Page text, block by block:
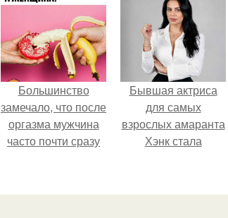
Большинство
замечало, что после
оргазма мужчина
часто почти сразу
как женщина может
Бывшая актриса
для самых
взрослых амаранта
Хэнк стала